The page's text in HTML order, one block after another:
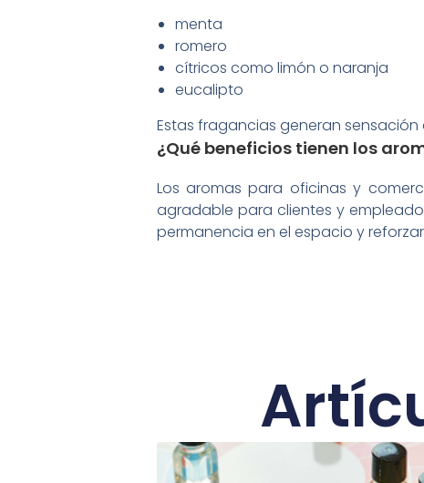
menta
romero
cítricos como limón o naranja
eucalipto
Estas fragancias generan
¿Qué beneficios tienen los
Los aromas para oficinas y
agradable para clientes y
permanencia en el espacio y